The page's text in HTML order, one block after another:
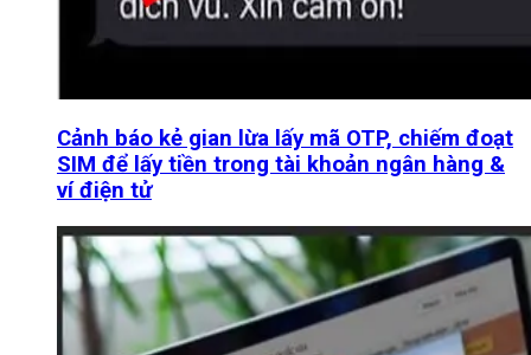
Cảnh báo kẻ gian lừa lấy mã OTP, chiếm đoạt
SIM để lấy tiền trong tài khoản ngân hàng &
ví điện tử